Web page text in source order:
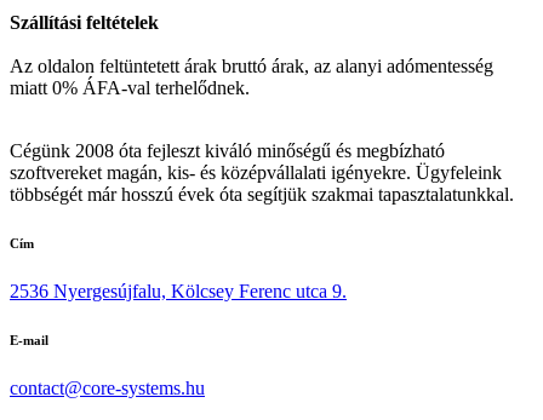
Szállítási feltételek
Az oldalon feltüntetett árak bruttó árak, az alanyi adómentesség
miatt 0% ÁFA-val terhelődnek.
Cégünk 2008 óta fejleszt kiváló minőségű és megbízható
szoftvereket magán, kis- és középvállalati igényekre. Ügyfeleink
többségét már hosszú évek óta segítjük szakmai tapasztalatunkkal.
Cím
2536 Nyergesújfalu, Kölcsey Ferenc utca 9.
E-mail
contact@core-systems.hu